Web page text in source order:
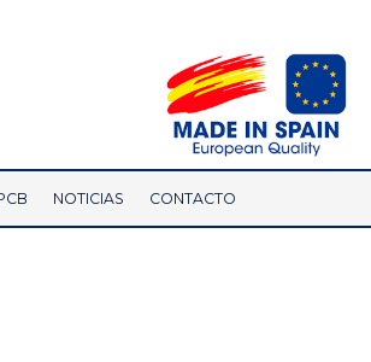
NOTICIAS CONTACTO